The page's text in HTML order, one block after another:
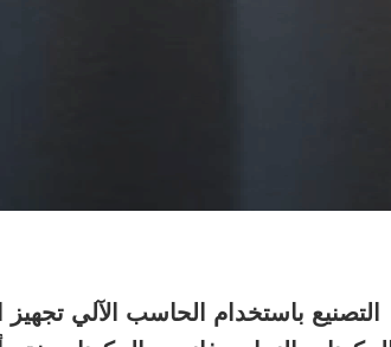
التصنيع باستخدام الحاسب الآلي تجهيز